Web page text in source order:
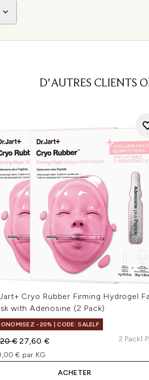
D'AUTRES CLIENTS
Cryo Rubber Firming Hydrogel
with Adenosine (2 Pack)
-20% | CODE: SALELF
de vente :
€Prix ​​actuel :
27,60 €
€ par KG
2 Pack1
ACHETER